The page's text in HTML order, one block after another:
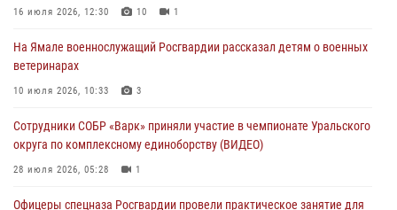
праздником
Сотрудники СОБР «Варк» повышают боевое мастерство на Ямале
30 июля 2026, 09:34 1
Офицеры спецназа Росгвардии провели практическое занятие для
сотрудников прокуратуры на Ямале
29 июля 2026, 10:42 4
16 июля 2026, 12:30 10 1
На Ямале военнослужащий Росгвардии рассказал детям о военных
ветеринарах
10 июля 2026, 10:33 3
Сотрудники СОБР «Варк» приняли участие в чемпионате Уральского
округа по комплексному единоборству (ВИДЕО)
28 июля 2026, 05:28 1
Офицеры спецназа Росгвардии провели практическое занятие для